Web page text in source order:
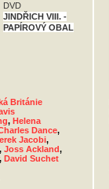
DVD
JINDŘICH VIII. -
PAPÍROVÝ OBAL
Británie
, Helena
Dance,
Jacobi,
, Joss Ackland,
, David Suchet